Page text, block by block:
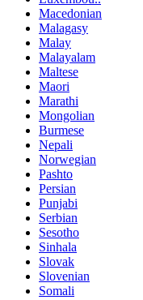
Macedonian
Malagasy
Malay
Malayalam
Maltese
Maori
Marathi
Mongolian
Burmese
Nepali
Norwegian
Pashto
Persian
Punjabi
Serbian
Sesotho
Sinhala
Slovak
Slovenian
Somali